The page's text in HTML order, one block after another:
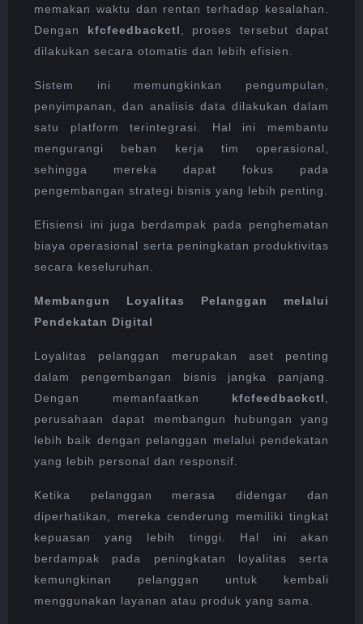
memakan waktu dan rentan terhadap kesalahan.
Dengan kfcfeedbackctl, proses tersebut dapat
dilakukan secara otomatis dan lebih efisien.
Sistem ini memungkinkan pengumpulan,
penyimpanan, dan analisis data dilakukan dalam
satu platform terintegrasi. Hal ini membantu
mengurangi beban kerja tim operasional,
sehingga mereka dapat fokus pada
pengembangan strategi bisnis yang lebih penting.
Efisiensi ini juga berdampak pada penghematan
biaya operasional serta peningkatan produktivitas
secara keseluruhan.
Membangun Loyalitas Pelanggan melalui
Pendekatan Digital
Loyalitas pelanggan merupakan aset penting
dalam pengembangan bisnis jangka panjang.
Dengan memanfaatkan kfcfeedbackctl,
perusahaan dapat membangun hubungan yang
lebih baik dengan pelanggan melalui pendekatan
yang lebih personal dan responsif.
Ketika pelanggan merasa didengar dan
diperhatikan, mereka cenderung memiliki tingkat
kepuasan yang lebih tinggi. Hal ini akan
berdampak pada peningkatan loyalitas serta
kemungkinan pelanggan untuk kembali
menggunakan layanan atau produk yang sama.